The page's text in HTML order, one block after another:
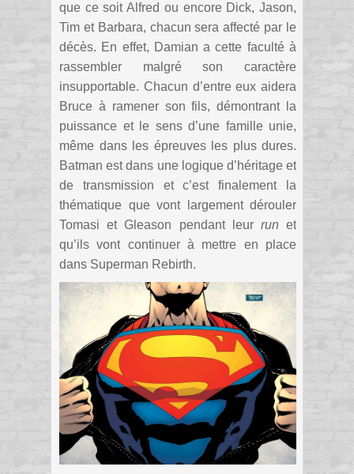
que ce soit Alfred ou encore Dick, Jason,
Tim et Barbara, chacun sera affecté par le
décès. En effet, Damian a cette faculté à
rassembler malgré son caractère
insupportable. Chacun d’entre eux aidera
Bruce à ramener son fils, démontrant la
puissance et le sens d’une famille unie,
même dans les épreuves les plus dures.
Batman est dans une logique d’héritage et
de transmission et c’est finalement la
thématique que vont largement dérouler
Tomasi et Gleason pendant leur run et
qu’ils vont continuer à mettre en place
dans Superman Rebirth.